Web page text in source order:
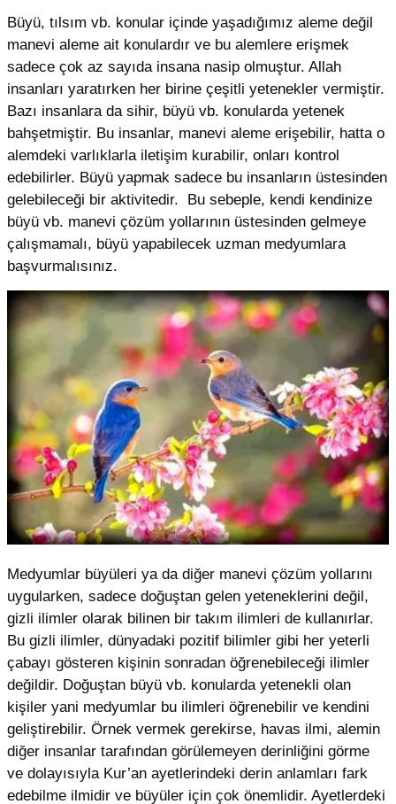
Büyü, tılsım vb. konular içinde yaşadığımız aleme değil
manevi aleme ait konulardır ve bu alemlere erişmek
sadece çok az sayıda insana nasip olmuştur. Allah
insanları yaratırken her birine çeşitli yetenekler vermiştir.
Bazı insanlara da sihir, büyü vb. konularda yetenek
bahşetmiştir. Bu insanlar, manevi aleme erişebilir, hatta o
alemdeki varlıklarla iletişim kurabilir, onları kontrol
edebilirler. Büyü yapmak sadece bu insanların üstesinden
gelebileceği bir aktivitedir. Bu sebeple, kendi kendinize
büyü vb. manevi çözüm yollarının üstesinden gelmeye
çalışmamalı, büyü yapabilecek uzman medyumlara
başvurmalısınız.
Medyumlar büyüleri ya da diğer manevi çözüm yollarını
uygularken, sadece doğuştan gelen yeteneklerini değil,
gizli ilimler olarak bilinen bir takım ilimleri de kullanırlar.
Bu gizli ilimler, dünyadaki pozitif bilimler gibi her yeterli
çabayı gösteren kişinin sonradan öğrenebileceği ilimler
değildir. Doğuştan büyü vb. konularda yetenekli olan
kişiler yani medyumlar bu ilimleri öğrenebilir ve kendini
geliştirebilir. Örnek vermek gerekirse, havas ilmi, alemin
diğer insanlar tarafından görülemeyen derinliğini görme
ve dolayısıyla Kur’an ayetlerindeki derin anlamları fark
edebilme ilmidir ve büyüler için çok önemlidir. Ayetlerdeki